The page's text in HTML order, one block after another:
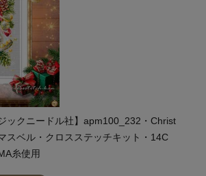
ックニードル社】apm100_232・Christ
スベル・クロスステッチキット・14C
糸使用